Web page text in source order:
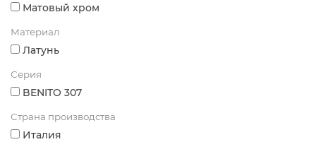
Матовый хром
Материал
Латунь
Серия
BENITO 307
Страна производства
Италия